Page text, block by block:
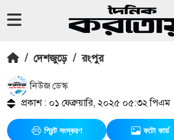
/ দেশজুড়ে / রংপুর
নিউজ ডেস্ক
প্রকাশ : ০১ ফেব্রুয়ারি, ২০২৫ ০৫:৩২ পিএম
প্রিন্ট সংস্করণ ফটো কার্ড